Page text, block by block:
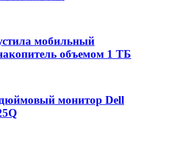
мобильный
объемом 1 ТБ
монитор Dell